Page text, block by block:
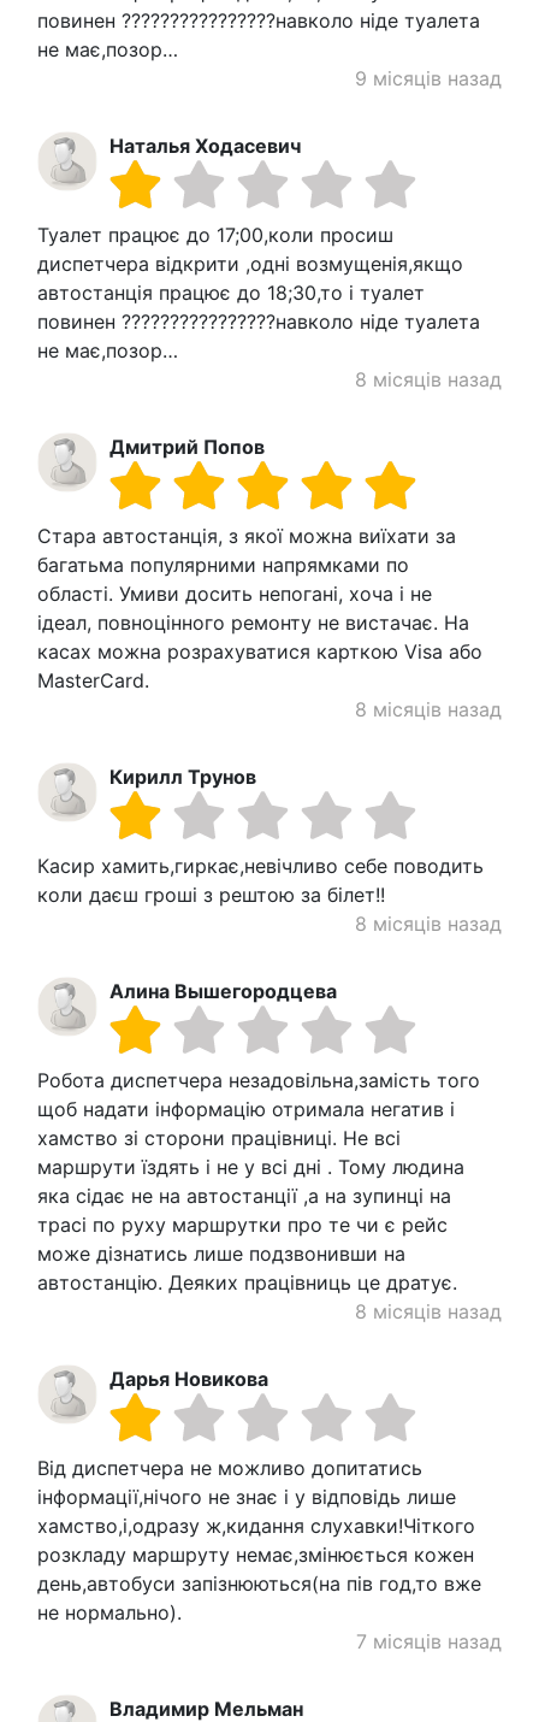
повинен ????????????????навколо ніде туалета
не має,позор…
9 місяців назад
Наталья Ходасевич
Туалет працює до 17;00,коли просиш
диспетчера відкрити ,одні возмущенія,якщо
автостанція працює до 18;30,то і туалет
повинен ????????????????навколо ніде туалета
не має,позор…
8 місяців назад
Дмитрий Попов
Стара автостанція, з якої можна виїхати за
багатьма популярними напрямками по
області. Умиви досить непогані, хоча і не
ідеал, повноцінного ремонту не вистачає. На
касах можна розрахуватися карткою Visa або
MasterCard.
8 місяців назад
Кирилл Трунов
Касир хамить,гиркає,невічливо себе поводить
коли даєш гроші з рештою за білет!!
8 місяців назад
Алина Вышегородцева
Робота диспетчера незадовільна,замість того
щоб надати інформацію отримала негатив і
хамство зі сторони працівниці. Не всі
маршрути їздять і не у всі дні . Тому людина
яка сідає не на автостанції ,а на зупинці на
трасі по руху маршрутки про те чи є рейс
може дізнатись лише подзвонивши на
автостанцію. Деяких працівниць це дратує.
8 місяців назад
Дарья Новикова
Від диспетчера не можливо допитатись
інформації,нічого не знає і у відповідь лише
хамство,і,одразу ж,кидання слухавки!Чіткого
розкладу маршруту немає,змінюється кожен
день,автобуси запізнюються(на пів год,то вже
не нормально).
7 місяців назад
Владимир Мельман